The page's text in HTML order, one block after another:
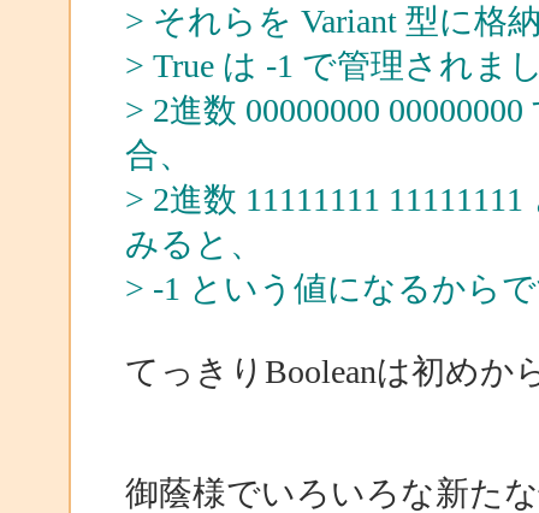
> それらを Variant 型に格
> True は -1 で管理されま
> 2進数 00000000
合、
> 2進数 11111111
みると、
> -1 という値になるから
てっきりBooleanは初め
御蔭様でいろいろな新た